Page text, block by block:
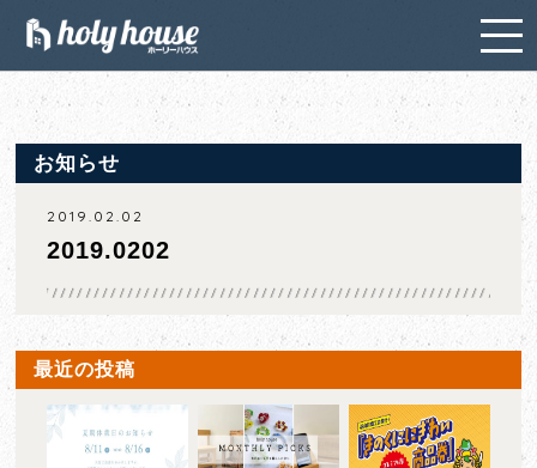
お知らせ
2019.02.02
2019.0202
最近の投稿